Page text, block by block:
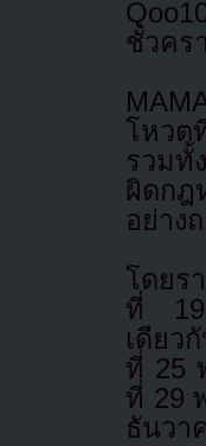
ชั่วคร
โหวต
รวมทั้
ผิดกฎ
อย่าง
โดยร
ที่ 19
เดียว
ที่ 25
ที่ 29
ธันวา